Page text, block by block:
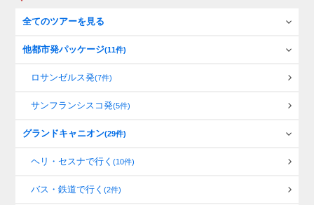
全てのツアーを見る
他都市発パッケージ(11件)
ロサンゼルス発(7件)
サンフランシスコ発(5件)
グランドキャニオン(29件)
ヘリ・セスナで行く(10件)
バス・鉄道で行く(2件)